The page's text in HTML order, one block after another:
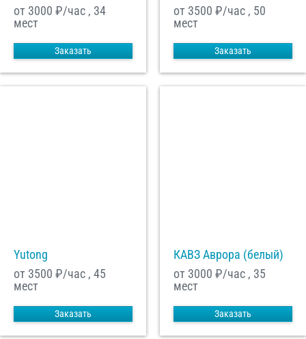
от 3000 ₽/час , 34
мест
Заказать
от 3500 ₽/час , 50
мест
Заказать
Yutong
от 3500 ₽/час , 45
мест
Заказать
КАВЗ Аврора (белый)
от 3000 ₽/час , 35
мест
Заказать